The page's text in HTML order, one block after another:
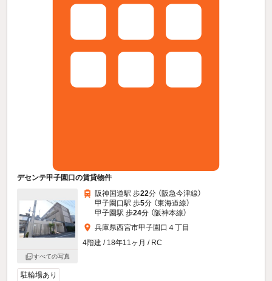
デセンテ甲子園口の賃貸物件
すべての写真
阪神国道駅 歩22分 （阪急今津線）
甲子園口駅 歩5分 （東海道線）
甲子園駅 歩24分 （阪神本線）
兵庫県西宮市甲子園口４丁目
4階建 / 18年11ヶ月 / RC
駐輪場あり